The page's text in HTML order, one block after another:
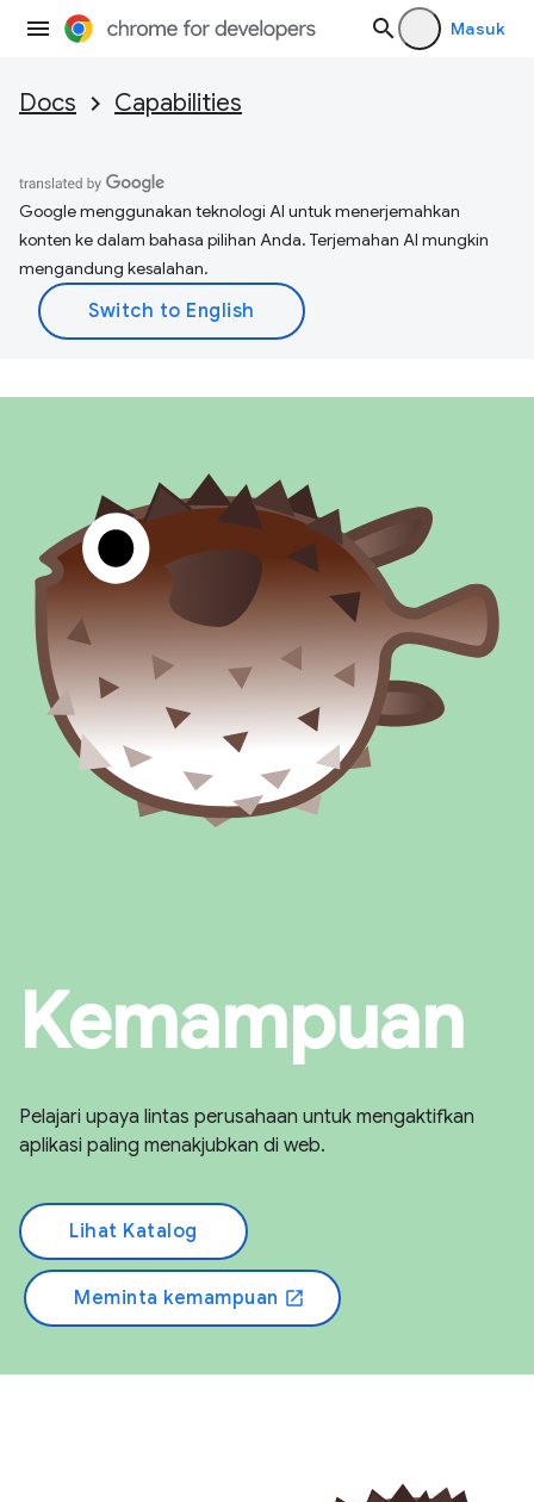
Masuk
Docs Capabilities
Google menggunakan teknologi AI untuk menerjemahkan
konten ke dalam bahasa pilihan Anda. Terjemahan AI mungkin
mengandung kesalahan.
Kemampuan
Pelajari upaya lintas perusahaan untuk mengaktifkan
aplikasi paling menakjubkan di web.
Lihat Katalog
Meminta kemampuan open_in_new